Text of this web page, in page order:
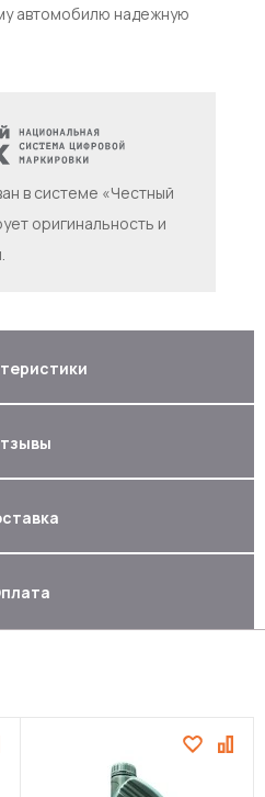
автомобилю надежную
в системе «Честный
оригинальность и